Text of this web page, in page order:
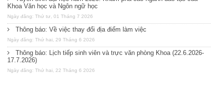
Khoa Văn học và Ngôn ngữ học
Ngày đăng: Thứ tư, 01 Tháng 7 2026
Thông báo: Về việc thay đổi địa điểm làm việc
Ngày đăng: Thứ hai, 29 Tháng 6 2026
Thông báo: Lịch tiếp sinh viên và trực văn phòng Khoa (22.6.2026-
17.7.2026)
Ngày đăng: Thứ hai, 22 Tháng 6 2026